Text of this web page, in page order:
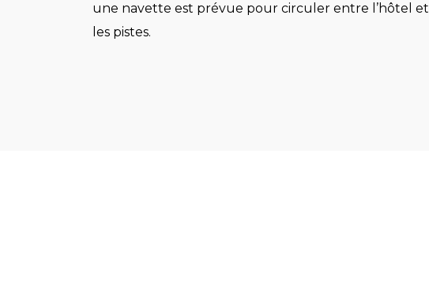
une navette est prévue pour circuler entre l’hôtel et
les pistes.